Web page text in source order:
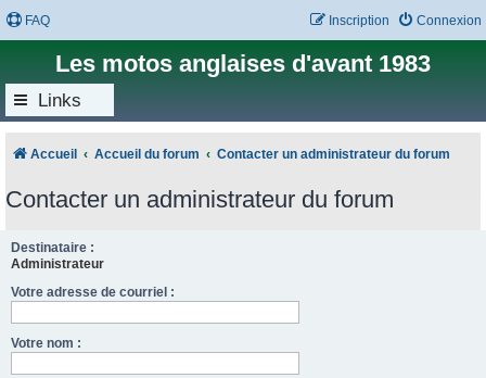
FAQ Connexion
Inscription
Les motos anglaises d'avant 1983
Links
Accueil Accueil du forum Contacter un administrateur du forum
Contacter un administrateur du forum
Destinataire :
Administrateur
Votre adresse de courriel :
Votre nom :